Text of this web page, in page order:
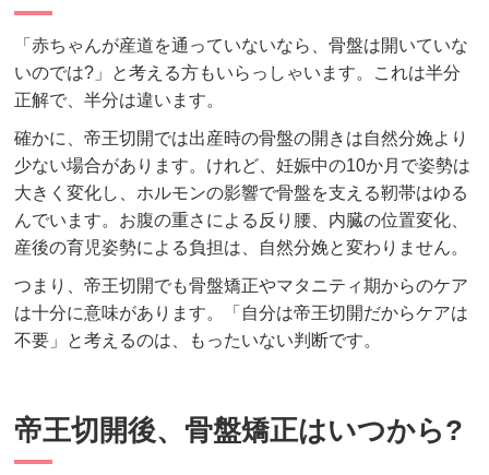
「赤ちゃんが産道を通っていないなら、骨盤は開いていな
いのでは?」と考える方もいらっしゃいます。これは半分
正解で、半分は違います。
確かに、帝王切開では出産時の骨盤の開きは自然分娩より
少ない場合があります。けれど、妊娠中の10か月で姿勢は
大きく変化し、ホルモンの影響で骨盤を支える靭帯はゆる
んでいます。お腹の重さによる反り腰、内臓の位置変化、
産後の育児姿勢による負担は、自然分娩と変わりません。
つまり、帝王切開でも骨盤矯正やマタニティ期からのケア
は十分に意味があります。「自分は帝王切開だからケアは
不要」と考えるのは、もったいない判断です。
帝王切開後、骨盤矯正はいつから?